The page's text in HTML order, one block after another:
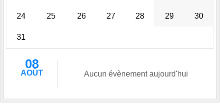
24 25 26 27 28 29 30
31
08
AOÛT Aucun évènement aujourd'hui